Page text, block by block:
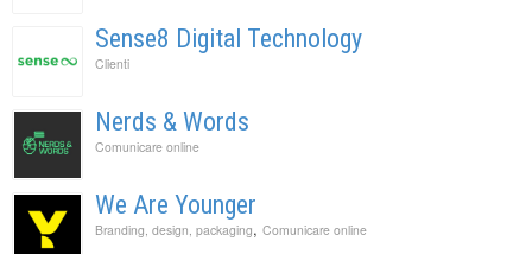
Sense8 Digital Technology
Clienti
Nerds & Words
Comunicare online
We Are Younger
Branding, design, packaging, Comunicare online